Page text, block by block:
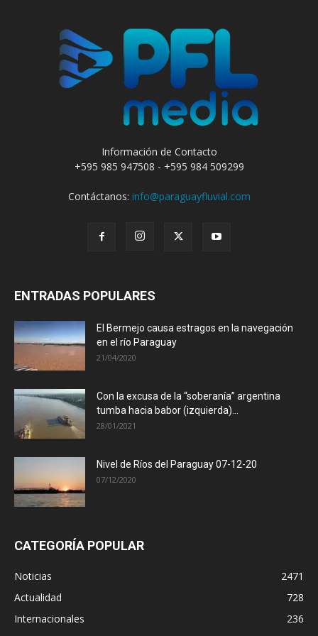
Información de Contacto
+595 985 947508 - +595 984 509299
Contáctanos: info@paraguayfluvial.com
ENTRADAS POPULARES
El Bermejo causa estragos en la navegación
en el río Paraguay
21/04/2020
Con la excusa de la “soberanía” argentina
tumba hacia babor (izquierda)...
28/01/2021
Nivel de Ríos del Paraguay 07-12-20
07/12/2020
CATEGORÍA POPULAR
Noticias
2471
Actualidad
728
Internacionales
236